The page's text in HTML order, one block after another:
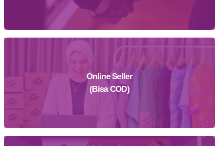
Daftar Sekarang
Online Seller
(Bisa COD)